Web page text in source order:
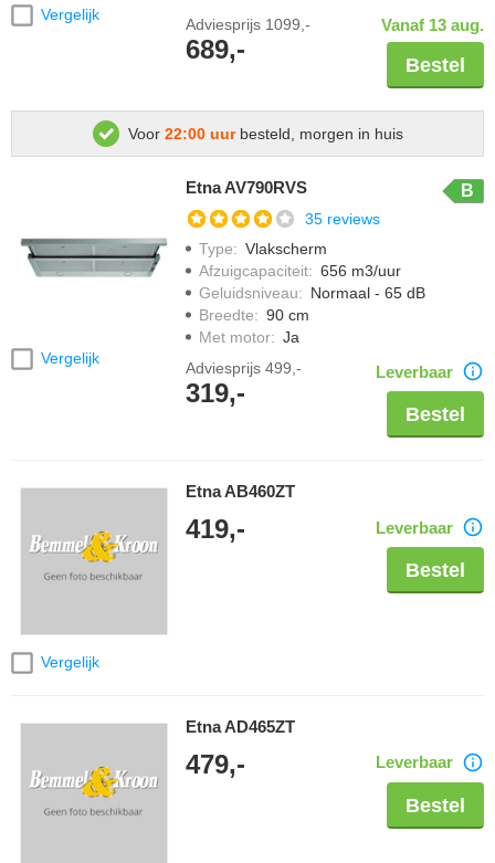
Vergelijk
Adviesprijs 1099,-
689,-
Vanaf 13 aug.
Bestel
Voor 22:00 uurbesteld, morgen in huis
Vergelijk
Etna AV790RVS B
35 reviews
Type: Vlakscherm
Afzuigcapaciteit: 656 m3/uur
Geluidsniveau: Normaal - 65 dB
Breedte: 90 cm
Met motor: Ja
Adviesprijs 499,-
319,-
Leverbaar
Bestel
Vergelijk
Etna AB460ZT
419,- Leverbaar
Bestel
Etna AD465ZT
479,- Leverbaar
Bestel